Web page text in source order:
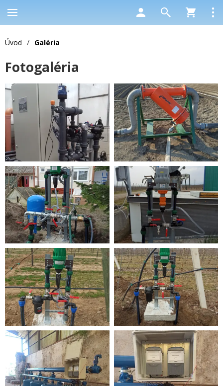
Úvod / Galéria
Fotogaléria